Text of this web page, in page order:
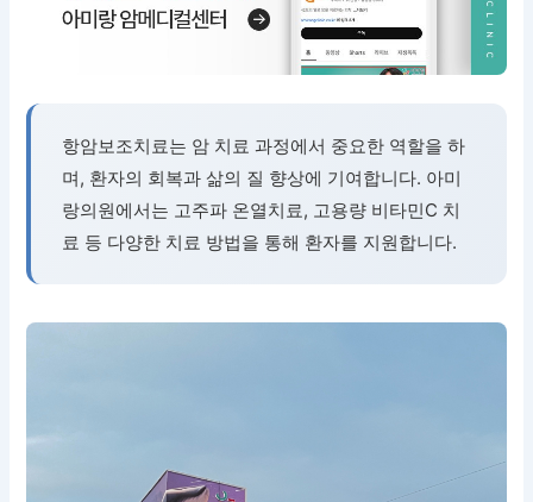
항암보조치료는 암 치료 과정에서 중요한 역할을 하
며, 환자의 회복과 삶의 질 향상에 기여합니다. 아미
랑의원에서는 고주파 온열치료, 고용량 비타민C 치
료 등 다양한 치료 방법을 통해 환자를 지원합니다.